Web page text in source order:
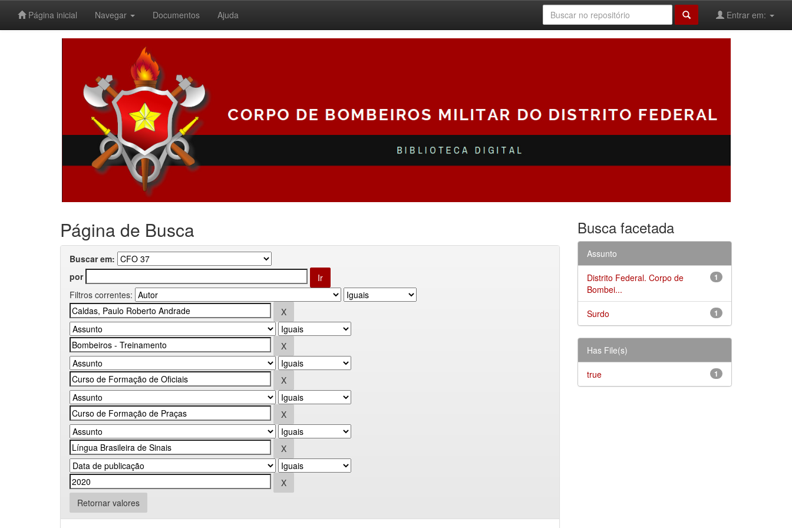
Página inicial Navegar Documentos Ajuda Entrar em:
Página de Busca
Buscar em:
por
Filtros correntes:
Retornar valores
Busca facetada
Assunto
1
Distrito Federal. Corpo de
Bombei...
1
Surdo
Has File(s)
1
true